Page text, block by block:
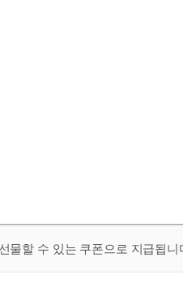
물할 수 있는 쿠폰으로 지급됩